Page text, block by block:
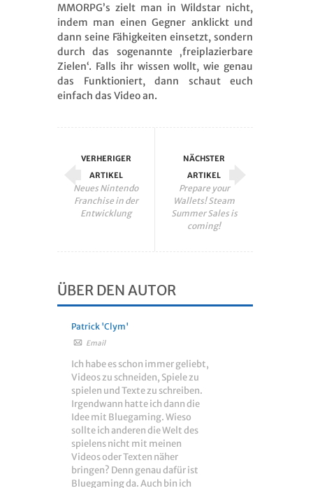
MMORPG’s zielt man in Wildstar nicht,
indem man einen Gegner anklickt und
dann seine Fähigkeiten einsetzt, sondern
durch das sogenannte ‚freiplazierbare
Zielen‘. Falls ihr wissen wollt, wie genau
das Funktioniert, dann schaut euch
einfach das Video an.
VERHERIGER
ARTIKEL
Neues Nintendo
Franchise in der
Entwicklung
NÄCHSTER
ARTIKEL
Prepare your
Wallets! Steam
Summer Sales is
coming!
ÜBER DEN AUTOR
Patrick 'Clym'
Email
Ich habe es schon immer geliebt,
Videos zu schneiden, Spiele zu
spielen und Texte zu schreiben.
Irgendwann hatte ich dann die
Idee mit Bluegaming. Wieso
sollte ich anderen die Welt des
spielens nicht mit meinen
Videos oder Texten näher
bringen? Denn genau dafür ist
Bluegaming da. Auch bin ich